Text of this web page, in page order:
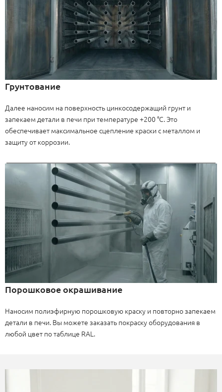
Грунтование
Далее наносим на поверхность цинкосодержащий грунт и
запекаем детали в печи при температуре +200 °C. Это
обеспечивает максимальное сцепление краски с металлом и
защиту от коррозии.
Порошковое окрашивание
Наносим полиэфирную порошковую краску и повторно запекаем
детали в печи. Вы можете заказать покраску оборудования в
любой цвет по таблице RAL.